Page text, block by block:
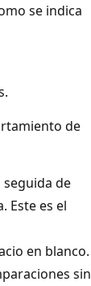
se indica
de
seguida de
Este es el
en blanco.
sin